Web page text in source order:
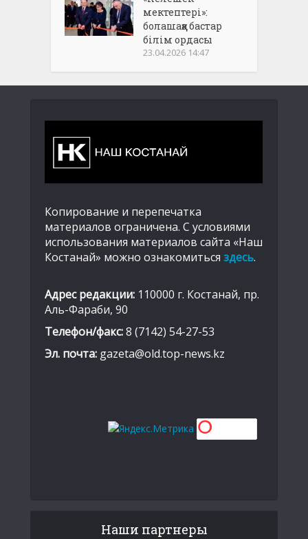
мектептері»:
болашаққа бастар
білім ордасы
23.04.2026 14:47
Копирование и перепечатка
материалов ограничена. С условиями
использования материалов сайта «Наш
Костанай» можно ознакомиться здесь.
Адрес редакции: 110000 г. Костанай, пр.
Аль-Фараби, 90
Телефон/факс:8 (7142) 54-27-53
Эл. почта: gazeta@old.top-news.kz
Наши партнеры